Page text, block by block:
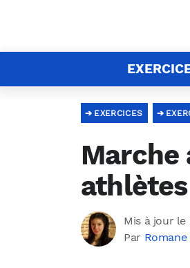
EXERCICES
Marche
Mis à jour le
Par Romane